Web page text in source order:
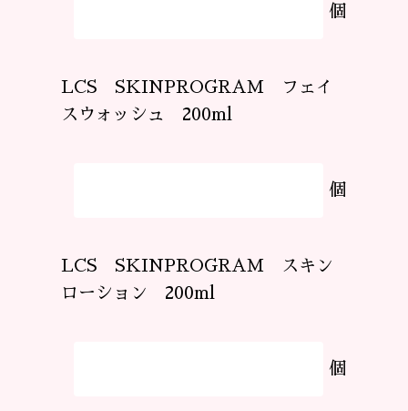
個
LCS SKINPROGRAM フェイ
スウォッシュ 200ml
個
LCS SKINPROGRAM スキン
ローション 200ml
個